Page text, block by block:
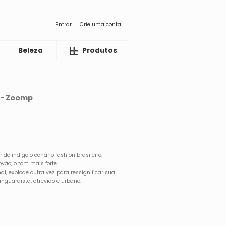
Entrar Crie uma conta
Beleza LiquidaProdutos
Zoomp
índigo o cenário fashion brasileiro.
o tom mais forte.
explode outra vez para ressignificar sua
atrevido e urbano.